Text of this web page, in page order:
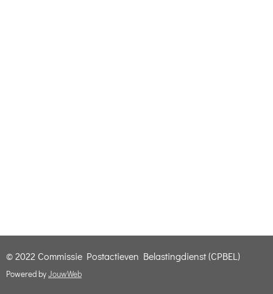
© 2022 Commissie Postactieven Belastingdienst (CPBEL)
Powered byJouwWeb